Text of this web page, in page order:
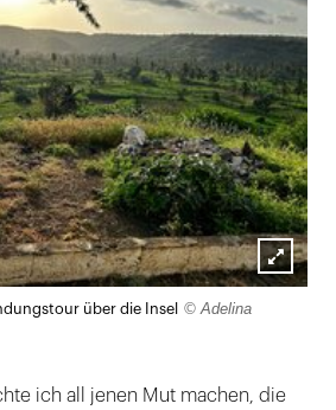
über die Insel
© Adelina
ich all jenen Mut machen, die